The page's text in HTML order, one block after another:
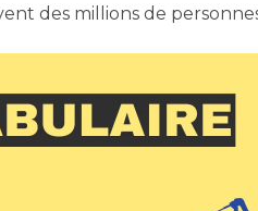
des millions de